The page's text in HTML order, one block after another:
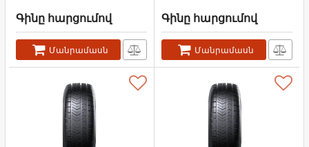
Գինը հարցումով
Մանրամասն
Գինը հարցումով
Մանրամասն